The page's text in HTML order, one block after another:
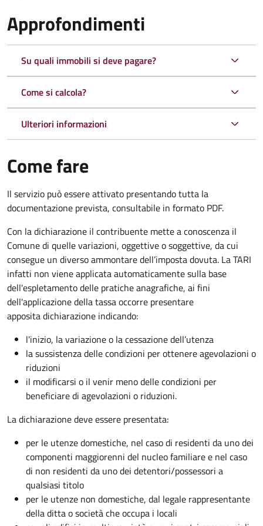
Approfondimenti
Su quali immobili si deve pagare?
Come si calcola?
Ulteriori informazioni
Come fare
Il servizio può essere attivato presentando tutta la
documentazione prevista, consultabile in formato PDF.
Con la dichiarazione il contribuente mette a conoscenza il
Comune di quelle variazioni, oggettive o soggettive, da cui
consegue un diverso ammontare dell’imposta dovuta. La TARI
infatti non viene applicata automaticamente sulla base
dell'espletamento delle pratiche anagrafiche, ai fini
dell'applicazione della tassa occorre presentare
apposita dichiarazione indicando:
l'inizio, la variazione o la cessazione dell’utenza
la sussistenza delle condizioni per ottenere agevolazioni o
riduzioni
il modificarsi o il venir meno delle condizioni per
beneficiare di agevolazioni o riduzioni.
La dichiarazione deve essere presentata:
per le utenze domestiche, nel caso di residenti da uno dei
componenti maggiorenni del nucleo familiare e nel caso
di non residenti da uno dei detentori/possessori a
qualsiasi titolo
per le utenze non domestiche, dal legale rappresentante
della ditta o società che occupa i locali